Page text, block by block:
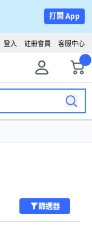
打開 App
客服中心
註冊會員
登入
篩選器